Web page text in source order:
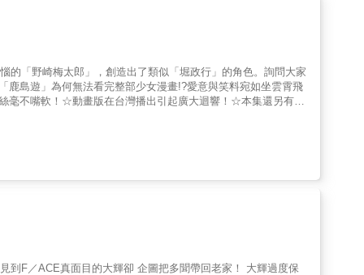
「野崎梅太郎」，創造出了類似「堀政行」的角色。詢問大家
島遊」為何無法看完整部少女漫畫!?愛意與笑料宛如坐雲霄飛
不嘴軟！☆動畫版在台灣播出引起廣大迴響！☆本集還另有特
到F／ACE真面目的大輝卻 企圖把多聞帶回老家！ 大輝過度保